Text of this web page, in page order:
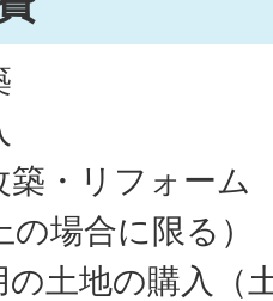
築・リフォーム
場合に限る）
の土地の購入（